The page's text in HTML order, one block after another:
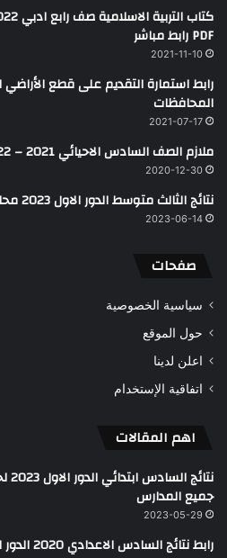
PDF رابط مباشر
2021-11-10
المحافظات
2021-07-17
ملازم الصف السادس الاحيائي 2021 – 2022
2020-12-30
نتائج الثالث متوسط الدور الاول 2023 محافظة ديالى pdf جميع المدارس
2023-06-14
صفحات
سياسية الخصوصية
حول الموقع
اعلن لدينا
اتفاقية الإستخدام
اهم المقالات
جميع المدارس
2023-05-29
رابط نتائج السادس الاعدادي 2020 الدور الاول في العراق